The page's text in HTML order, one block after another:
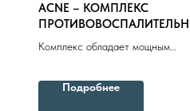
ACNE – КОМПЛЕКС
СЕБОРЕГУЛИРУЮЩИЙ 6,5
Комплекс обладает мощным
себорегулирующим эффектом
Подробнее